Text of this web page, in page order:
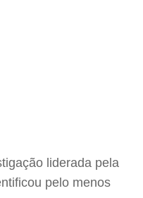
liderada pela
pelo menos